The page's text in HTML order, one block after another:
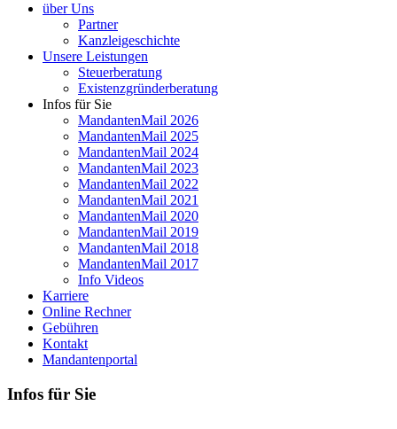
über Uns
Partner
Kanzleigeschichte
Unsere Leistungen
Steuerberatung
Existenzgründerberatung
Infos für Sie
MandantenMail 2026
MandantenMail 2025
MandantenMail 2024
MandantenMail 2023
MandantenMail 2022
MandantenMail 2021
MandantenMail 2020
MandantenMail 2019
MandantenMail 2018
MandantenMail 2017
Info Videos
Karriere
Online Rechner
Gebühren
Kontakt
Mandantenportal
Infos für Sie